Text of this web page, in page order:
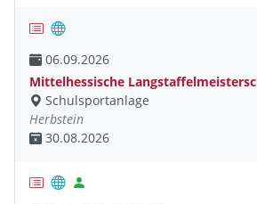
06.09.2026
Mittelhessische
Schulsportanlage
Herbstein
30.08.2026